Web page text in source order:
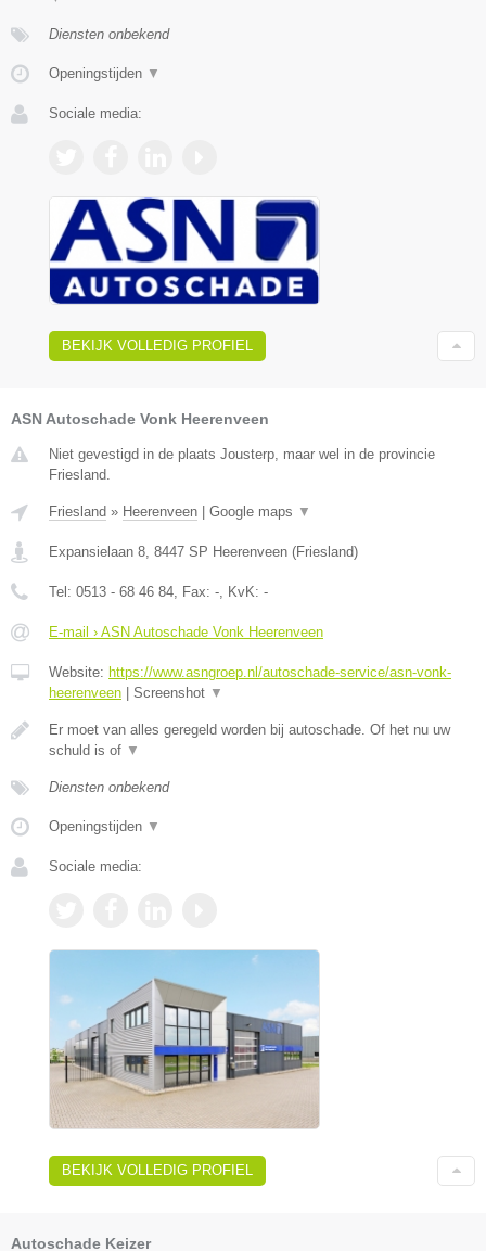
Diensten onbekend
Openingstijden ▼
Sociale media:
BEKIJK VOLLEDIG PROFIEL
ASN Autoschade Vonk Heerenveen
Niet gevestigd in de plaats Jousterp, maar wel in de provincie
Friesland.
Friesland » Heerenveen | Google maps ▼
Expansielaan 8 8447 SP Heerenveen (Friesland)
Tel: 0513 - 68 46 84 , Fax: - , KvK: -
E-mail › ASN Autoschade Vonk Heerenveen
Website: https://www.asngroep.nl/autoschade-service/asn-vonk-
heerenveen | Screenshot ▼
Er moet van alles geregeld worden bij autoschade. Of het nu uw
schuld is of ▼
Diensten onbekend
Openingstijden ▼
Sociale media:
BEKIJK VOLLEDIG PROFIEL
Autoschade Keizer